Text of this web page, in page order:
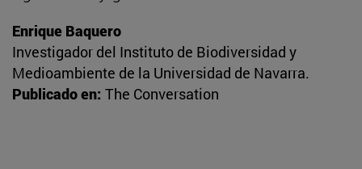
Enrique Baquero
Investigador del Instituto de Biodiversidad y
Medioambiente de la Universidad de Navarra.
Publicado en: The Conversation